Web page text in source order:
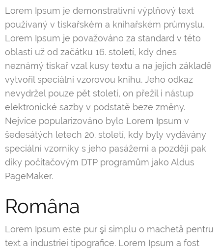
Lorem Ipsum je demonstrativní výplňový text
používaný v tiskařském a knihařském průmyslu.
Lorem Ipsum je považováno za standard v této
oblasti už od začátku 16. století, kdy dnes
neznámý tiskař vzal kusy textu a na jejich základě
vytvořil speciální vzorovou knihu. Jeho odkaz
nevydržel pouze pět století, on přežil i nástup
elektronické sazby v podstatě beze změny.
Nejvíce popularizováno bylo Lorem Ipsum v
šedesátých letech 20. století, kdy byly vydávány
speciální vzorníky s jeho pasážemi a později pak
díky počítačovým DTP programům jako Aldus
PageMaker.
Româna
Lorem Ipsum este pur şi simplu o machetă pentru
text a industriei tipografice. Lorem Ipsum a fost